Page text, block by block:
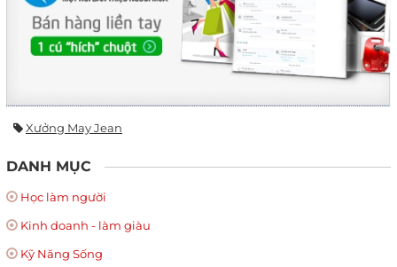
Xưởng May Jean
DANH MỤC
Học làm người
Kinh doanh - làm giàu
Kỹ Năng Sống